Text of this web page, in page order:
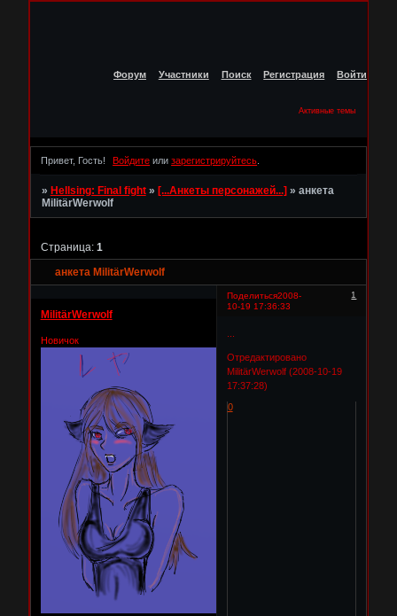
Форум Участники Поиск Регистрация Войти
Активные темы
Привет, Гость! Войдите илизарегистрируйтесь
» Hellsing: Final fight » [...Анкеты персонажей...] » анкета
MilitärWerwolf
анкета MilitärWerwolf
Страница: 1
Поделиться 1
2008-
10-19 17:36:33
MilitärWerwolf
Новичок
Отредактировано
MilitärWerwolf (2008-10-19
17:37:28)
0